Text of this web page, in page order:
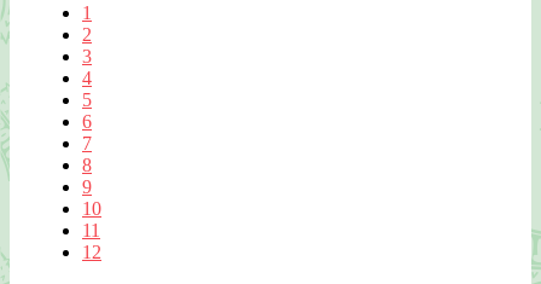
1
2
3
4
5
6
7
8
9
10
11
12